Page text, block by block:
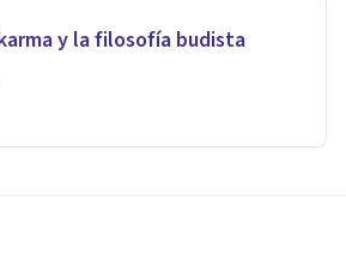
y la filosofía budista